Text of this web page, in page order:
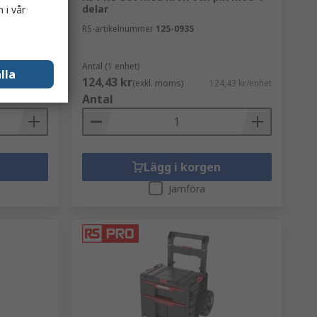
delar
RS-artikelnummer 125-0935
Antal (1 enhet)
124,43 kr(exkl. moms) 124,43 kr/enhet
Antal
Lägg i korgen
Jämföra
i vår